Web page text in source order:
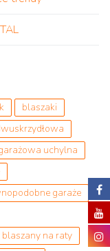
blaszaki
uchylna
garaże
blaszany na raty